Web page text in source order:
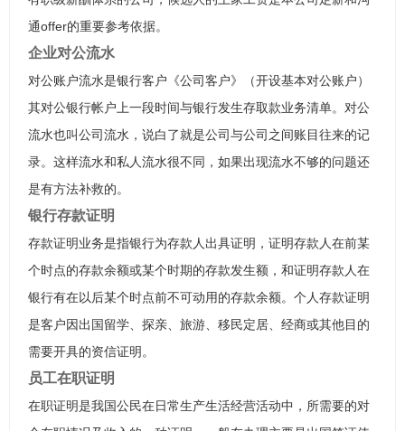
通offer的重要参考依据。
企业对公流水
对公账户流水是银行客户《公司客户》（开设基本对公账户）
其对公银行帐户上一段时间与银行发生存取款业务清单。对公
流水也叫公司流水，说白了就是公司与公司之间账目往来的记
录。这样流水和私人流水很不同，如果出现流水不够的问题还
是有方法补救的。
银行存款证明
存款证明业务是指银行为存款人出具证明，证明存款人在前某
个时点的存款余额或某个时期的存款发生额，和证明存款人在
银行有在以后某个时点前不可动用的存款余额。个人存款证明
是客户因出国留学、探亲、旅游、移民定居、经商或其他目的
需要开具的资信证明。
员工在职证明
在职证明是我国公民在日常生产生活经营活动中，所需要的对